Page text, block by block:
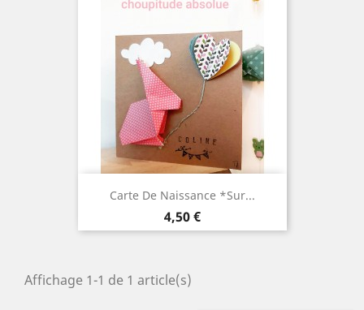
Carte De Naissance *sur...
Prix
4,50 €
Affichage 1-1 de 1 article(s)